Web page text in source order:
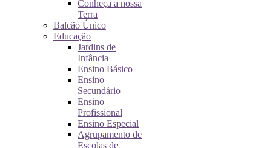
Conheça a nossa
Terra
Balcão Único
Educação
Jardins de
Infância
Ensino Básico
Ensino
Secundário
Ensino
Profissional
Ensino Especial
Agrupamento de
Escolas de